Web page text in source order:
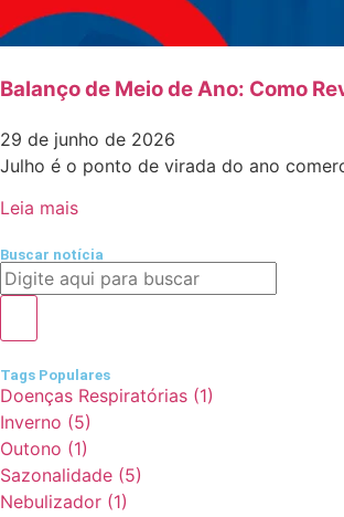
Balanço de Meio de Ano: Como
29 de junho de 2026
Julho é o ponto de virada do ano
Leia mais
Buscar notícia
Tags Populares
Doenças Respiratórias (1)
Inverno (5)
Outono (1)
Sazonalidade (5)
Nebulizador (1)